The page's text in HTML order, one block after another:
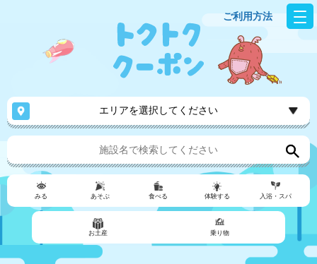
ご利用方法
エリアを選択してください
みる あそぶ 食べる 体験する 入浴・スパ
お土産 乗り物